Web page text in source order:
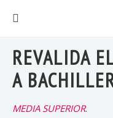
REVALIDA
A
MEDIA SUPERIOR.